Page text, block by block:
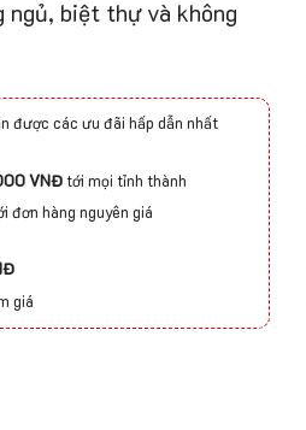
ngủ, biệt thự và không
được các ưu đãi hấp dẫn nhất
VNĐtới mọi tỉnh thành
đơn hàng nguyên giá
giá
001 quantity